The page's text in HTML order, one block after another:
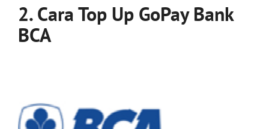
2. Cara Top Up GoPay Bank
BCA